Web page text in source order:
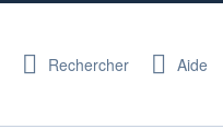
Rechercher Aide